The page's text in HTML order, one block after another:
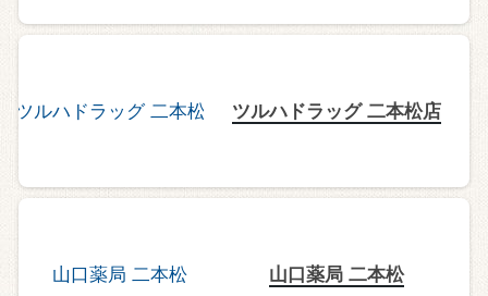
ツルハドラッグ 二本松店
山口薬局 二本松